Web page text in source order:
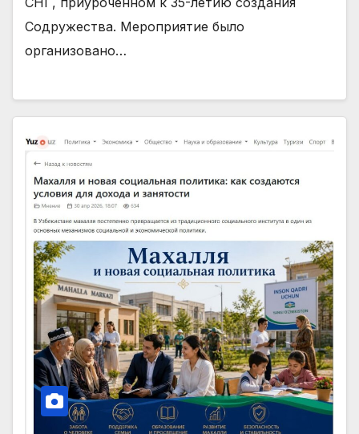
Содружества. Мероприятие было
организовано…